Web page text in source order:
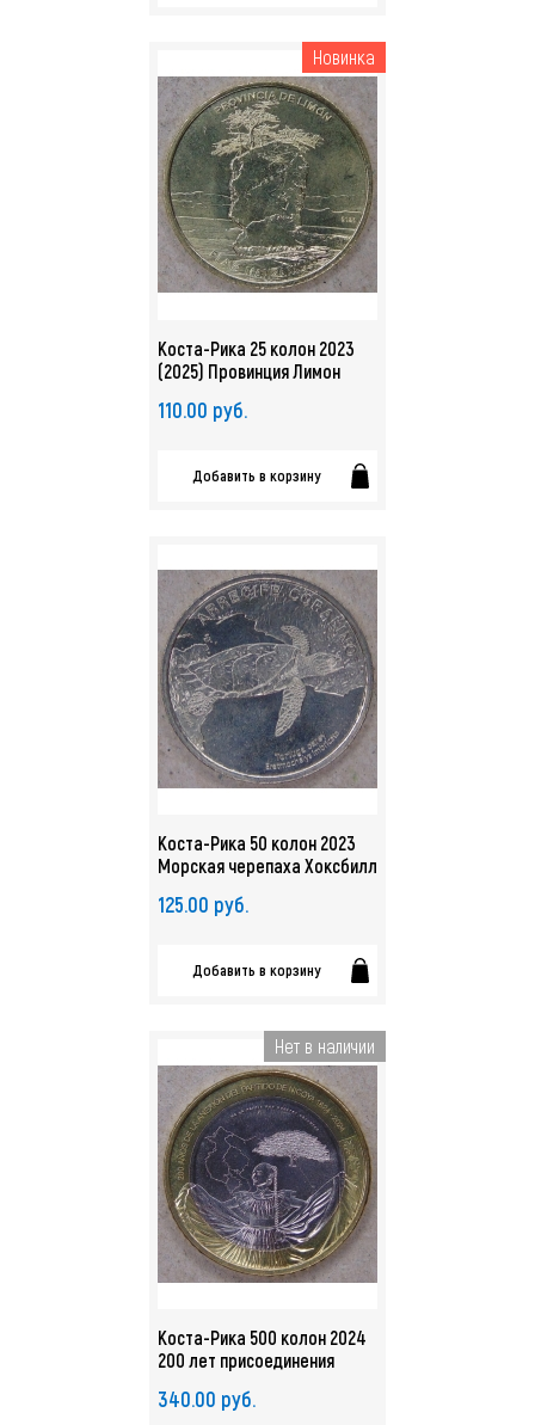
Новинка
Коста-Рика 25 колон 2023
(2025) Провинция Лимон
110.00 руб.
Добавить в корзину
Коста-Рика 50 колон 2023
Морская черепаха Хоксбилл
125.00 руб.
Добавить в корзину
Нет в наличии
Коста-Рика 500 колон 2024
200 лет присоединения
340.00 руб.